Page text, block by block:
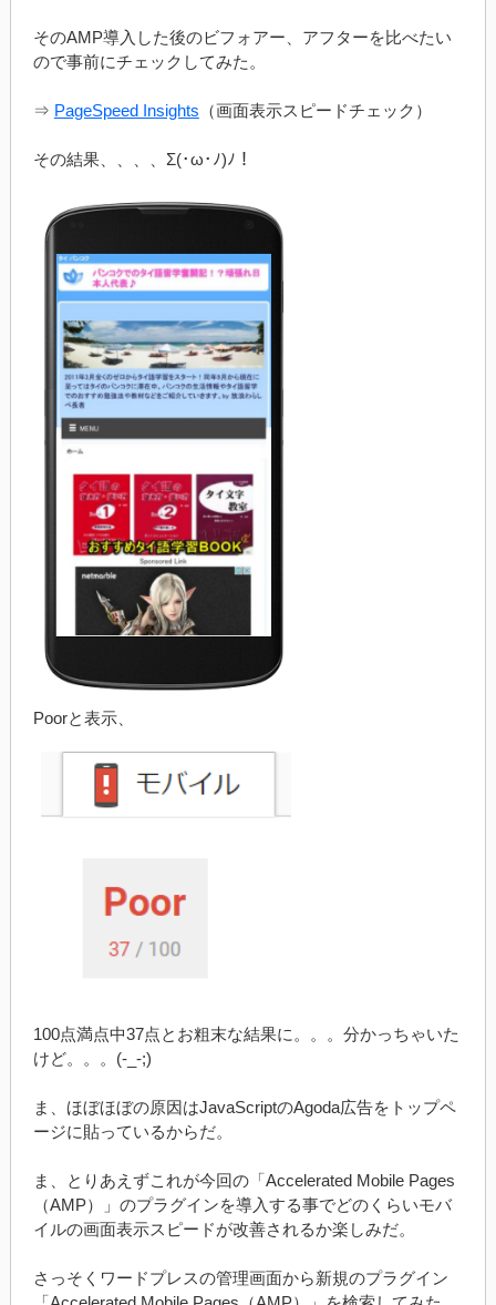
そのAMP導入した後のビフォアー、アフターを比べたい
ので事前にチェックしてみた。
⇒ PageSpeed Insights （画面表示スピードチェック）
その結果、、、、Σ(･ω･ﾉ)ﾉ！
Poorと表示、
100点満点中37点とお粗末な結果に。。。分かっちゃいた
けど。。。(-_-;)
ま、ほぼほぼの原因はJavaScriptのAgoda広告をトップペ
ージに貼っているからだ。
ま、とりあえずこれが今回の「Accelerated Mobile Pages
（AMP）」のプラグインを導入する事でどのくらいモバ
イルの画面表示スピードが改善されるか楽しみだ。
さっそくワードプレスの管理画面から新規のプラグイン